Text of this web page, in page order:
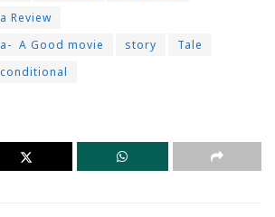
Review
A Good movie
story
Tale